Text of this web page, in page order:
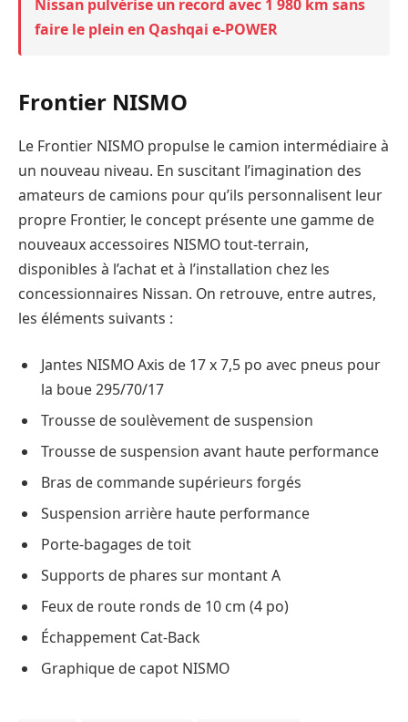
Nissan pulvérise un record avec 1 980 km sans
faire le plein en Qashqai e-POWER
Frontier NISMO
Le Frontier NISMO propulse le camion intermédiaire à
un nouveau niveau. En suscitant l’imagination des
amateurs de camions pour qu’ils personnalisent leur
propre Frontier, le concept présente une gamme de
nouveaux accessoires NISMO tout-terrain,
disponibles à l’achat et à l’installation chez les
concessionnaires Nissan. On retrouve, entre autres,
les éléments suivants :
Jantes NISMO Axis de 17 x 7,5 po avec pneus pour
la boue 295/70/17
Trousse de soulèvement de suspension
Trousse de suspension avant haute performance
Bras de commande supérieurs forgés
Suspension arrière haute performance
Porte-bagages de toit
Supports de phares sur montant A
Feux de route ronds de 10 cm (4 po)
Échappement Cat-Back
Graphique de capot NISMO